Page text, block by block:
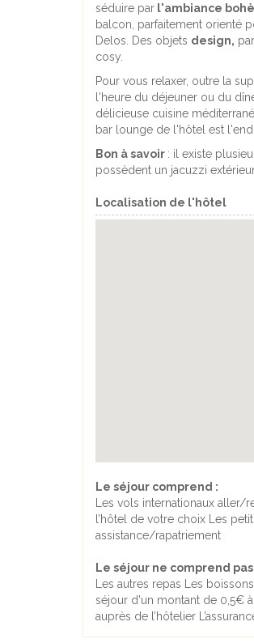
séduire par l'ambiance
balcon, parfaitement orienté
Delos. Des objets design,
cosy.
Pour vous relaxer, outre la
l'heure du déjeuner ou du
délicieuse cuisine
bar lounge de l'hôtel est
Bon à savoir : il existe
possèdent un jacuzzi
Localisation de l'hôtel
Le séjour comprend :
Les vols internationaux aller/
l’hôtel de votre choix Les
assistance/rapatriement
Le séjour ne comprend pas
Les autres repas Les
séjour d'un montant de 0,5€
auprès de l’hôtelier